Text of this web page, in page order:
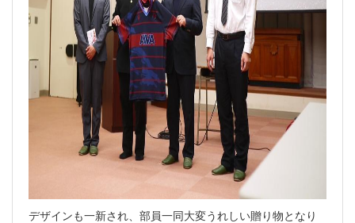
デザインも一新され、部員一同大変うれしい贈り物となり